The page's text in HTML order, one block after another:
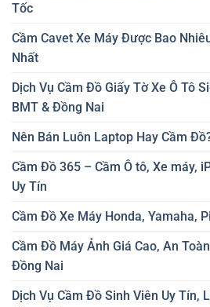
Tốc
Cầm Cavet Xe Máy Được Bao
Nhất
Dịch Vụ Cầm Đồ Giấy Tờ Xe Ô Tô
BMT & Đồng Nai
Nên Bán Luôn Laptop Hay Cầm
Cầm Đồ 365 – Cầm Ô tô, Xe máy,
Uy Tín
Cầm Đồ Xe Máy Honda, Yamaha,
Cầm Đồ Máy Ảnh Giá Cao, An
Đồng Nai
Dịch Vụ Cầm Đồ Sinh Viên Uy Tín,